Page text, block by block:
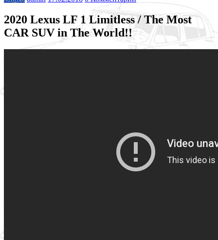
2020 Lexus LF 1 Limitless / The Most
CAR SUV in The World!!